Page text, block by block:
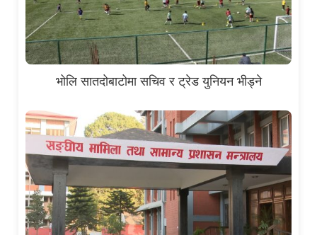
भोलि सातदोबाटोमा सचिव र ट्रेड युनियन भीड्ने